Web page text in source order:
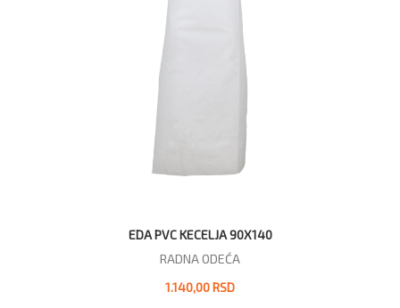
EDA PVC KECELJA 90X140
RADNA ODEĆA
1.140,00 RSD